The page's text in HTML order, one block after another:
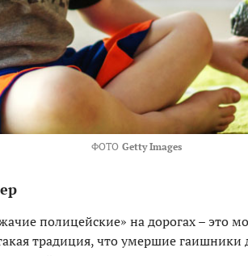
ФОТО Getty Images
полицейские» на дорогах – это
традиция, что умершие